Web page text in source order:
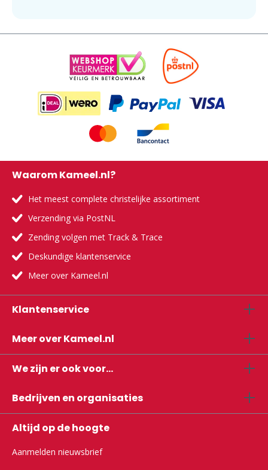
Waarom Kameel.nl?
Het meest complete christelijke assortiment
Verzending via PostNL
Zending volgen met Track & Trace
Deskundige klantenservice
Meer over Kameel.nl
Klantenservice
Meer over Kameel.nl
We zijn er ook voor...
Bedrijven en organisaties
Altijd op de hoogte
Aanmelden nieuwsbrief